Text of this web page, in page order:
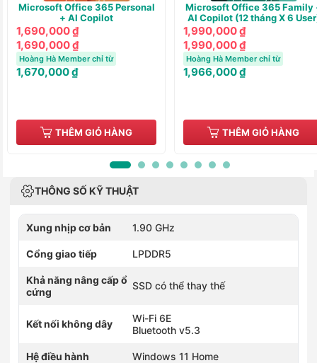
Microsoft Office 365 Personal
+ AI Copilot
1,690,000 ₫
1,690,000 ₫
Hoàng Hà Member chỉ từ
1,670,000 ₫
THÊM GIỎ HÀNG
Microsoft Office 365 Family
AI Copilot (12 tháng X 6
1,990,000 ₫
1,990,000 ₫
Hoàng Hà Member chỉ từ
1,966,000 ₫
THÊM GIỎ HÀNG
THÔNG SỐ KỸ THUẬT
Xung nhịp cơ bản 1.90 GHz
Cổng giao tiếp LPDDR5
Khả năng nâng cấp ổ
cứng
SSD có thể thay thế
Kết nối không dây
Wi-Fi 6E
Bluetooth v5.3
Hệ điều hành Windows 11 Home